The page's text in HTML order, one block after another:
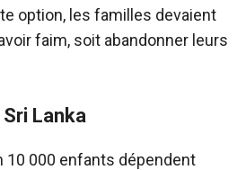
option, les familles devaient
faim, soit abandonner leurs
Lanka
10 000 enfants dépendent